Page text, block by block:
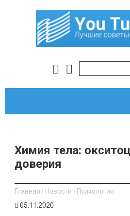
Химия тела:
доверия
Главная › Новости › Психология
05.11.2020